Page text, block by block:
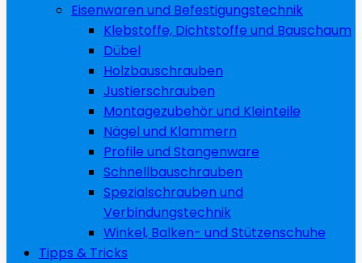
Eisenwaren und Befestigungstechnik
Klebstoffe, Dichtstoffe und Bauschaum
Dübel
Holzbauschrauben
Justierschrauben
Montagezubehör und Kleinteile
Nägel und Klammern
Profile und Stangenware
Schnellbauschrauben
Spezialschrauben und
Verbindungstechnik
Winkel, Balken- und Stützenschuhe
Tipps & Tricks